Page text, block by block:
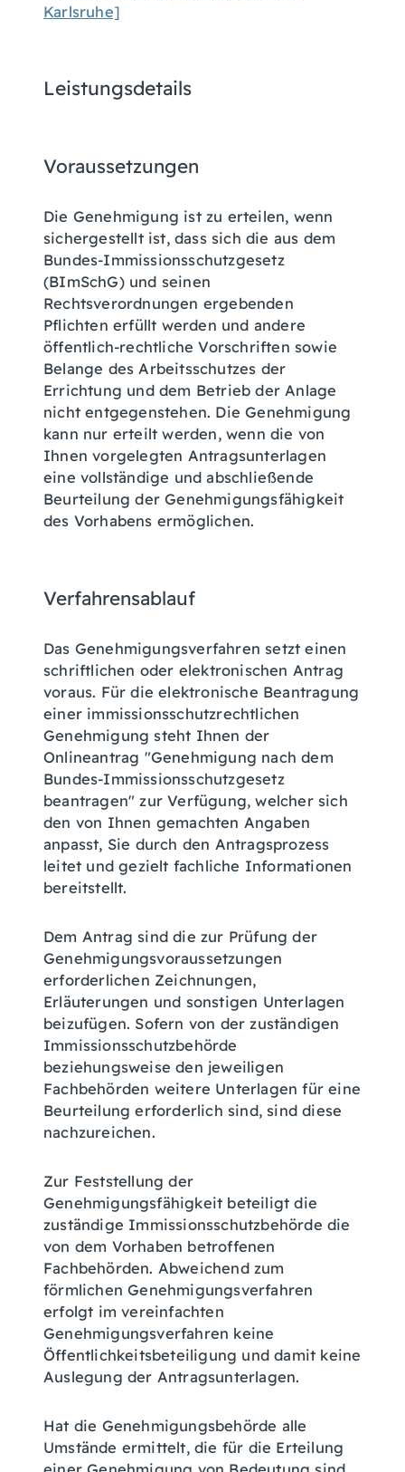
Karlsruhe]
Leistungsdetails
Voraussetzungen
Die Genehmigung ist zu erteilen, wenn
sichergestellt ist, dass sich die aus dem
Bundes-Immissionsschutzgesetz
(BImSchG) und seinen
Rechtsverordnungen ergebenden
Pflichten erfüllt werden und andere
öffentlich-rechtliche Vorschriften sowie
Belange des Arbeitsschutzes der
Errichtung und dem Betrieb der Anlage
nicht entgegenstehen. Die Genehmigung
kann nur erteilt werden, wenn die von
Ihnen vorgelegten Antragsunterlagen
eine vollständige und abschließende
Beurteilung der Genehmigungsfähigkeit
des Vorhabens ermöglichen.
Verfahrensablauf
Das Genehmigungsverfahren setzt einen
schriftlichen oder elektronischen Antrag
voraus. Für die elektronische Beantragung
einer immissionsschutzrechtlichen
Genehmigung steht Ihnen der
Onlineantrag "Genehmigung nach dem
Bundes-Immissionsschutzgesetz
beantragen" zur Verfügung, welcher sich
den von Ihnen gemachten Angaben
anpasst, Sie durch den Antragsprozess
leitet und gezielt fachliche Informationen
bereitstellt.
Dem Antrag sind die zur Prüfung der
Genehmigungsvoraussetzungen
erforderlichen Zeichnungen,
Erläuterungen und sonstigen Unterlagen
beizufügen. Sofern von der zuständigen
Immissionsschutzbehörde
beziehungsweise den jeweiligen
Fachbehörden weitere Unterlagen für eine
Beurteilung erforderlich sind, sind diese
nachzureichen.
Zur Feststellung der
Genehmigungsfähigkeit beteiligt die
zuständige Immissionsschutzbehörde die
von dem Vorhaben betroffenen
Fachbehörden. Abweichend zum
förmlichen Genehmigungsverfahren
erfolgt im vereinfachten
Genehmigungsverfahren keine
Öffentlichkeitsbeteiligung und damit keine
Auslegung der Antragsunterlagen.
Hat die Genehmigungsbehörde alle
Umstände ermittelt, die für die Erteilung